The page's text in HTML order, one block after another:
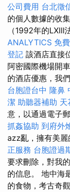
公司費用 台北徵
的個人數據的收
（1992年的LXIII
ANALYTICS 免
登記 該酒店直接
阿密國際機場開
的酒店優惠，我
台胞證台中 隆鼻
潔 助聽器補助 天
意，以通過電子
抓姦協助 到府外
azz亂，擁有美麗
正服務 台胞證過
要求刪除，對我
的信息。 地中海
的食物，考古奇